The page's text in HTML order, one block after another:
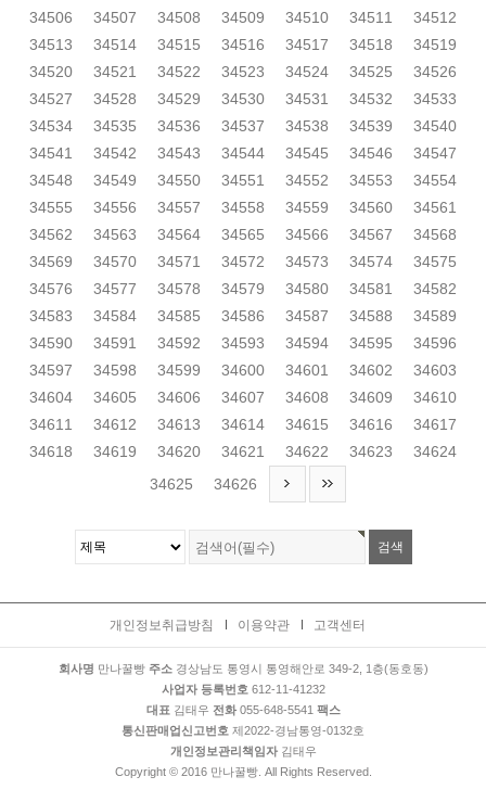
34506
34507 34508 34509 34510 34511
34512
34513
34514 34515 34516 34517 34518
34519
34520
34521 34522 34523 34524 34525
34526
34527
34528 34529 34530 34531 34532
34533
34534
34535 34536 34537 34538 34539
34540
34541
34542 34543 34544 34545 34546
34547
34548
34549 34550 34551 34552 34553
34554
34555
34556 34557 34558 34559 34560
34561
34562
34563 34564 34565 34566 34567
34568
34569
34570 34571 34572 34573 34574
34575
34576
34577 34578 34579 34580 34581
34582
34583
34584 34585 34586 34587 34588
34589
34590
34591 34592 34593 34594 34595
34596
34597
34598 34599 34600 34601 34602
34603
34604
34605 34606 34607 34608 34609
34610
34611
34612 34613 34614 34615 34616
34617
34618
34619 34620 34621 34622 34623
34624
34625
34626
개인정보취급방침 이용약관 고객센터
회사명 만나꿀빵 주소경상남도 통영시 통영해안로 349-2, 1층(동호동)
사업자 등록번호 612-11-41232
대표 김태우 전화 055-648-5541 팩스
통신판매업신고번호 제2022-경남통영-0132호
개인정보관리책임자김태우
Copyright © 2016 만나꿀빵. All Rights Reserved.